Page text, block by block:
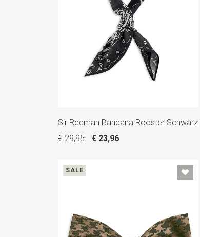
Sir Redman Bandana Rooster Schwarz
€ 29,95
€ 23,96
SALE